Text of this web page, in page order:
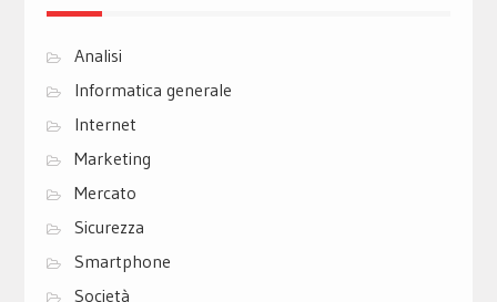
Analisi
Informatica generale
Internet
Marketing
Mercato
Sicurezza
Smartphone
Società